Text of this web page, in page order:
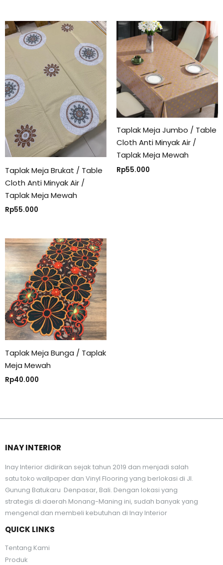
Taplak Meja Brukat / Table
Cloth Anti Minyak Air /
Taplak Meja Mewah
Rp55.000
Taplak Meja Jumbo / Table
Cloth Anti Minyak Air /
Taplak Meja Mewah
Rp55.000
Taplak Meja Bunga / Taplak
Meja Mewah
Rp40.000
INAY INTERIOR
Inay Interior didirikan sejak tahun 2019 dan menjadi salah
satu toko wallpaper dan Vinyl Flooring yang berlokasi di Jl.
Gunung Batukaru Denpasar, Bali. Dengan lokasi yang
strategis di daerah Monang-Maning ini, sudah banyak yang
mengenal dan membeli kebutuhan di Inay Interior
QUICK LINKS
Tentang Kami
Produk